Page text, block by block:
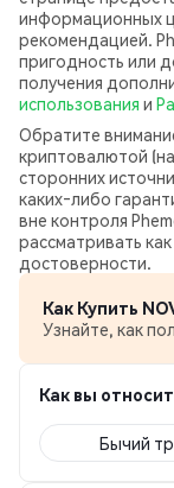
информационных
рекомендацией.
пригодность или
получения
использования и
Обратите
криптовалютой
сторонних
каких‑либо
вне контроля
рассматривать
достоверности.
Как Купить
Узнайте, как
Как вы
Бычий